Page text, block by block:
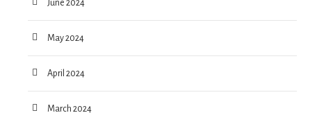
June 2024
May 2024
April 2024
March 2024